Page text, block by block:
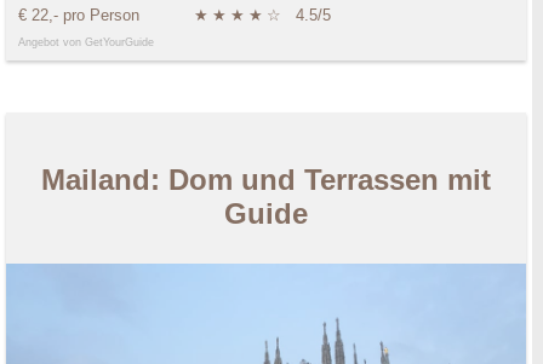
€ 22,- pro Person ★ ★ ★ ★ ☆ 4.5/5
Angebot von GetYourGuide
Mailand: Dom und Terrassen mit
Guide